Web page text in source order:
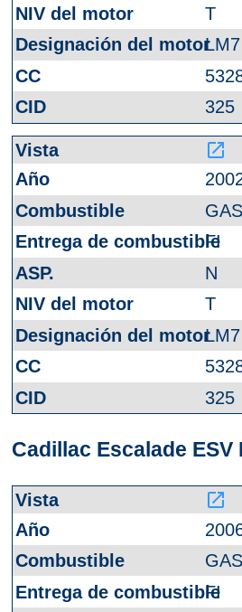
T
LM7
325
launch
GAS
FI
N
T
LM7
325
Cadillac Escalade ESV
launch
GAS
FI